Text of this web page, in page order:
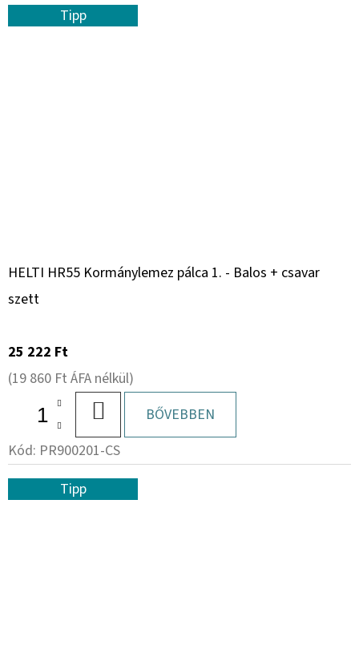
Tipp
HELTI HR55 Kormánylemez pálca 1. - Balos + csavar
szett
25 222 Ft
(19 860 Ft ÁFA nélkül)
KOSÁRBABŐVEBBEN
Kód: PR900201-CS
Tipp